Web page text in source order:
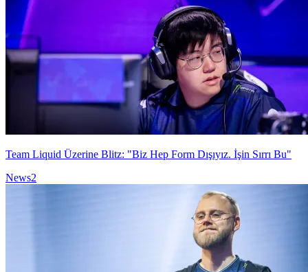
Team Liquid Üzerine Blitz: "Biz Hep Form Dışıyız. İşin Sırrı Bu"
News2